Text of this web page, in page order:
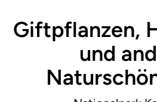
Giftpflanzen,
und